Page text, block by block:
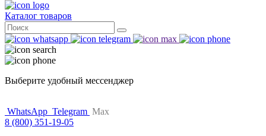
Каталог товаров
Поиск
for:
Выберите удобный мессенджер
WhatsApp Telegram Max
8 (800) 351-19-05